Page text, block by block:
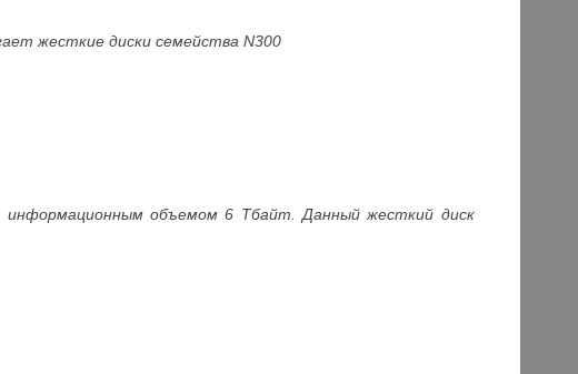
жесткие диски семейства N300
информационным объемом 6 Тбайт. Данный жесткий диск